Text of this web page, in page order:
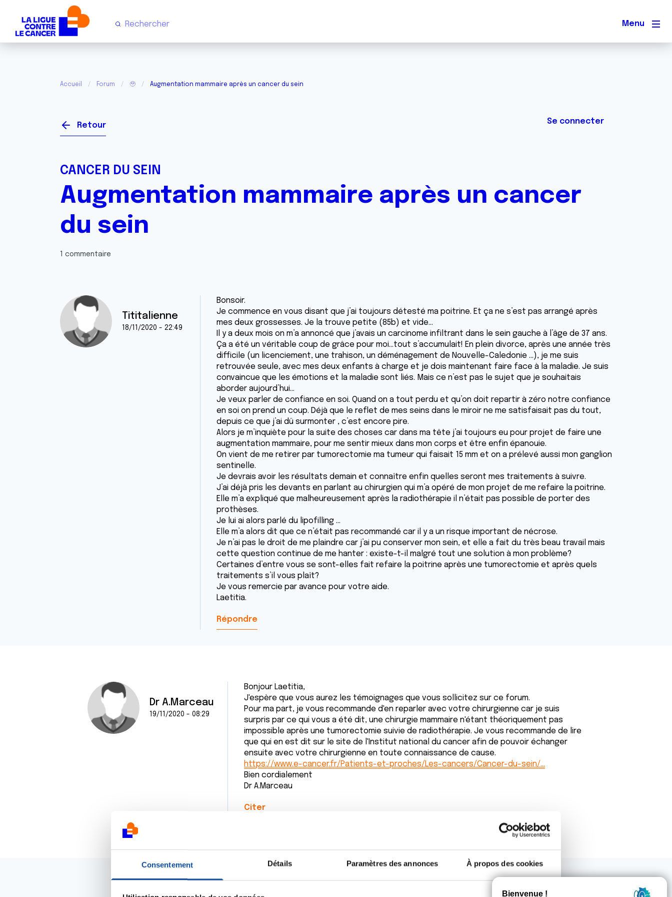
Consentement Détails Paramètres des annonces À propos des cookies
Menu
Accueil Forum 🥹 Augmentation mammaire après un cancer du sein
Retour Se connecter
CANCER DU SEIN
Augmentation mammaire après un cancer
du sein
1 commentaire
Tititalienne
18/11/2020 - 22:49
Bonsoir.
Je commence en vous disant que j’ai toujours détesté ma poitrine. Et ça ne s’est pas arrangé après
mes deux grossesses. Je la trouve petite (85b) et vide...
Il y a deux mois on m’a annoncé que j’avais un carcinome infiltrant dans le sein gauche à l’âge de 37 ans.
Ça a été un véritable coup de grâce pour moi...tout s’accumulait! En plein divorce, après une année très
difficile (un licenciement, une trahison, un déménagement de Nouvelle-Caledonie ...), je me suis
retrouvée seule, avec mes deux enfants à charge et je dois maintenant faire face à la maladie. Je suis
convaincue que les émotions et la maladie sont liés. Mais ce n’est pas le sujet que je souhaitais
aborder aujourd’hui...
Je veux parler de confiance en soi. Quand on a tout perdu et qu’on doit repartir à zéro notre confiance
en soi on prend un coup. Déjà que le reflet de mes seins dans le miroir ne me satisfaisait pas du tout,
depuis ce que j’ai dû surmonter , c’est encore pire.
Alors je m’inquiète pour la suite des choses car dans ma tête j’ai toujours eu pour projet de faire une
augmentation mammaire, pour me sentir mieux dans mon corps et être enfin épanouie.
On vient de me retirer par tumorectomie ma tumeur qui faisait 15 mm et on a prélevé aussi mon ganglion
sentinelle.
Je devrais avoir les résultats demain et connaître enfin quelles seront mes traitements à suivre.
J’ai déjà pris les devants en parlant au chirurgien qui m’a opéré de mon projet de me refaire la poitrine.
Elle m’a expliqué que malheureusement après la radiothérapie il n’était pas possible de porter des
prothèses.
Je lui ai alors parlé du lipofilling ...
Elle m’a alors dit que ce n’était pas recommandé car il y a un risque important de nécrose.
Je n’ai pas le droit de me plaindre car j’ai pu conserver mon sein, et elle a fait du très beau travail mais
cette question continue de me hanter : existe-t-il malgré tout une solution à mon problème?
Certaines d’entre vous se sont-elles fait refaire la poitrine après une tumorectomie et après quels
traitements s’il vous plaît?
Je vous remercie par avance pour votre aide.
Laetitia.
Répondre
Dr A.Marceau
19/11/2020 - 08:29
Bonjour Laetitia,
J'espère que vous aurez les témoignages que vous sollicitez sur ce forum.
Pour ma part, je vous recommande d'en reparler avec votre chirurgienne car je suis
surpris par ce qui vous a été dit, une chirurgie mammaire n'étant théoriquement pas
impossible après une tumorectomie suivie de radiothérapie. Je vous recommande de lire
que qui en est dit sur le site de l'Institut national du cancer afin de pouvoir échanger
ensuite avec votre chirurgienne en toute connaissance de cause.
https://www.e-cancer.fr/Patients-et-proches/Les-cancers/Cancer-du-sein/…
Bien cordialement
Dr A.Marceau
Citer